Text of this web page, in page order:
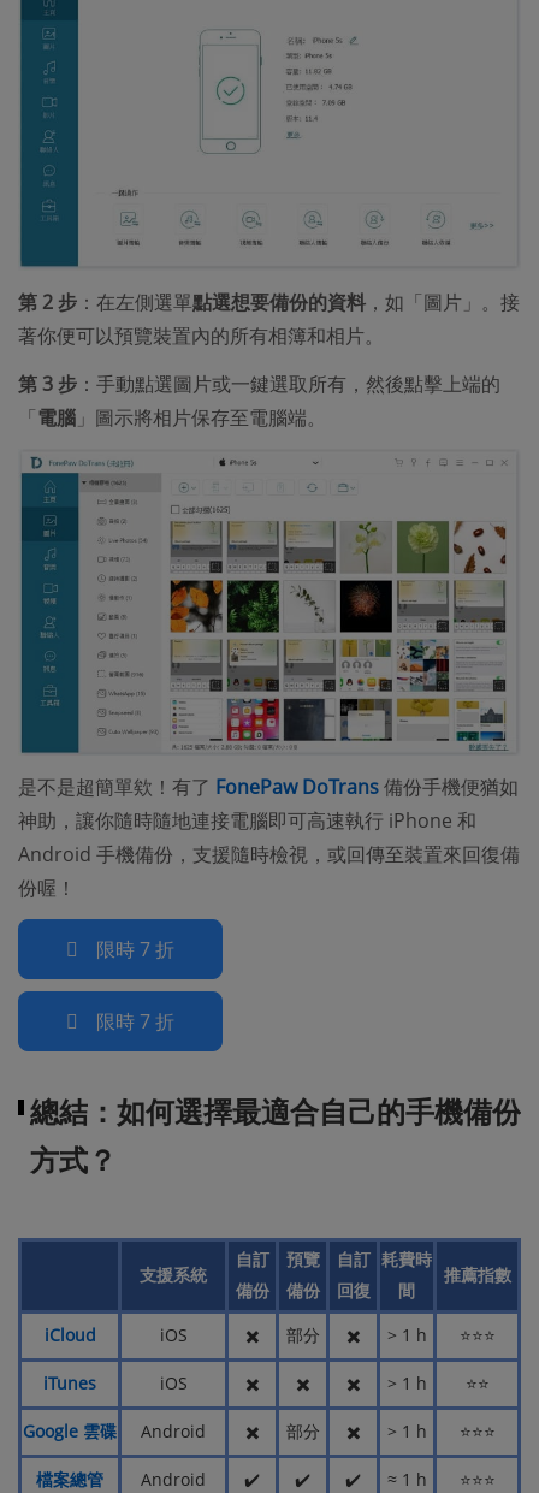
第 2 步 ：在左側選單點選想要備份的資料 ，如「圖片」。接
著你便可以預覽裝置內的所有相簿和相片。
第 3 步 ：手動點選圖片或一鍵選取所有，然後點擊上端的
「電腦 」圖示將相片保存至電腦端。
是不是超簡單欸！有了 FonePaw DoTrans備份手機便猶如
神助，讓你隨時隨地連接電腦即可高速執行 iPhone 和
Android 手機備份，支援隨時檢視，或回傳至裝置來回復備
份喔！
限時 7 折
限時 7 折
總結：如何選擇最適合自己的手機備份
方式？
支援系統
自訂
備份
預覽
備份
自訂
回復
耗費時
間
推薦指數
iCloud iOS ✖️ 部分 ✖️ > 1 h ⭐⭐⭐
iTunes iOS ✖️ ✖️ ✖️ > 1 h ⭐⭐
Google 雲碟 Android ✖️ 部分 ✖️ > 1 h ⭐⭐⭐
檔案總管 Android ✔️ ✔️ ✔️ ≈ 1 h
⭐⭐⭐